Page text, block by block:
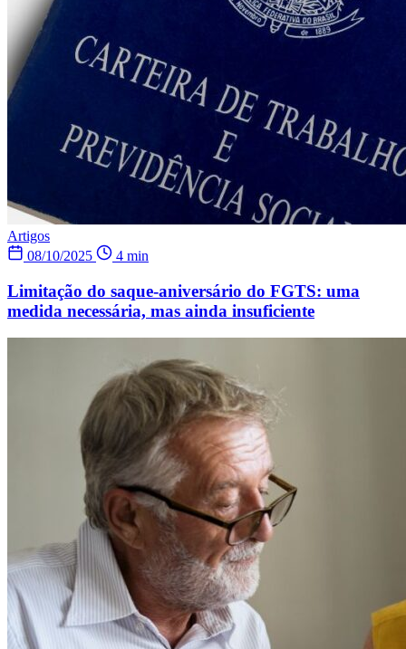
Artigos
08/10/2025
4 min
Limitação do saque-aniversário do FGTS: uma
medida necessária, mas ainda insuficiente